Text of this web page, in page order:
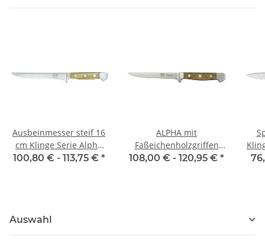
Ausbeinmesser steif 16
cm Klinge Serie Alpha
Olive von Güde
100,80 € - 113,75 € *
ALPHA mit
Faßeichenholzgriffen
Ausbeinm. flex. (neu)
108,00 € - 120,95 € *
Auswahl